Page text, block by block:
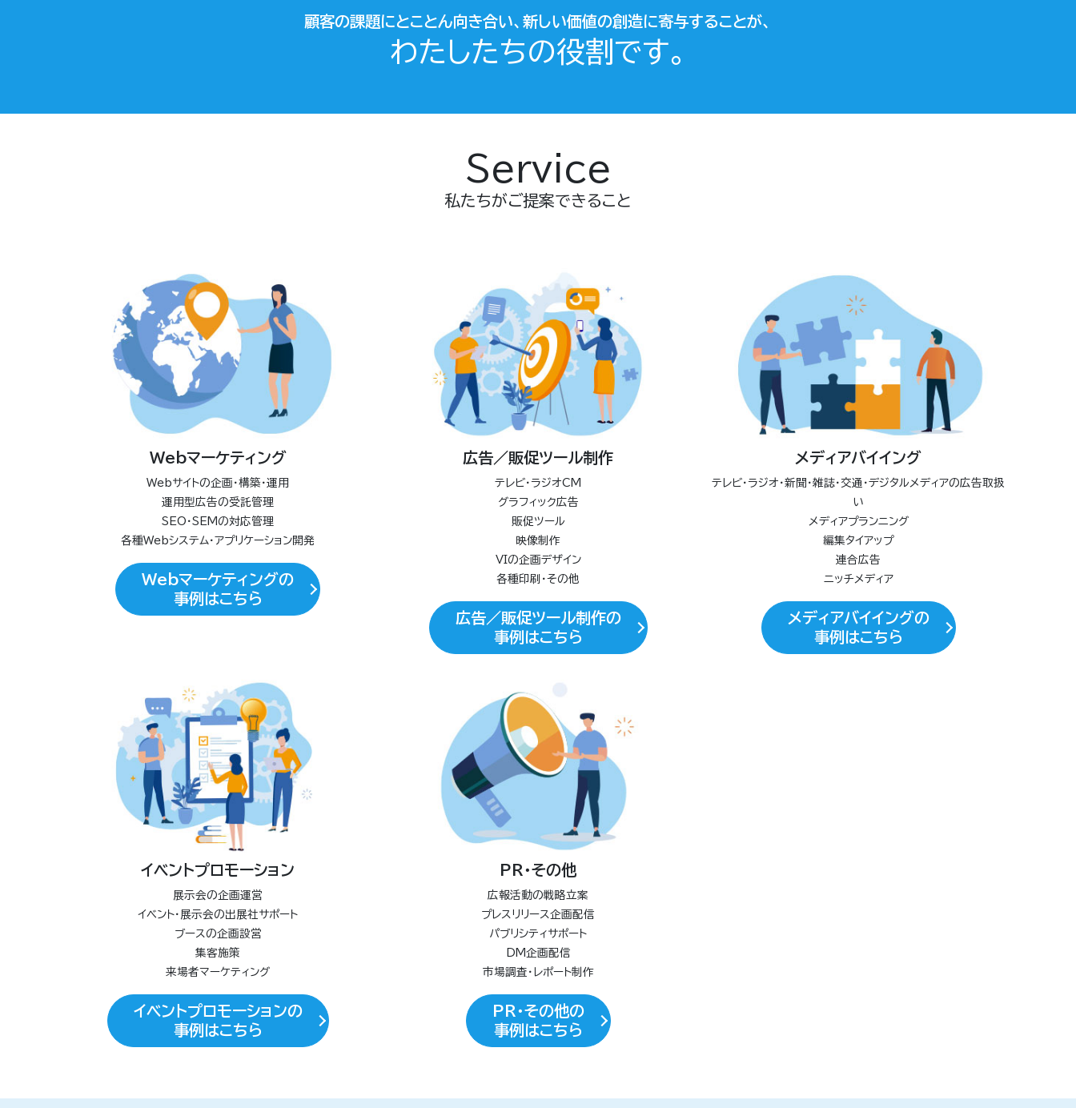
顧客の課題にとことん向き合い、新しい価値の創造に寄与することが、
わたしたちの役割です。
Service
私たちがご提案できること
Webマーケティング
Webサイトの企画・構築・運用
運用型広告の受託管理
SEO・SEMの対応管理
各種Webシステム・アプリケーション開発
Webマーケティングの
事例はこちら
広告／販促ツール制作
テレビ・ラジオCM
グラフィック広告
販促ツール
映像制作
VIの企画デザイン
各種印刷・その他
広告／販促ツール制作の
事例はこちら
メディアバイイング
テレビ・ラジオ・新聞・雑誌・交通・デジタルメディアの広告取扱
い
メディアプランニング
編集タイアップ
連合広告
ニッチメディア
メディアバイイングの
事例はこちら
イベントプロモーション
展示会の企画運営
イベント・展示会の出展社サポート
ブースの企画設営
集客施策
来場者マーケティング
イベントプロモーションの
事例はこちら
PR・その他
広報活動の戦略立案
プレスリリース企画配信
パブリシティサポート
DM企画配信
市場調査・レポート制作
PR・その他の
事例はこちら